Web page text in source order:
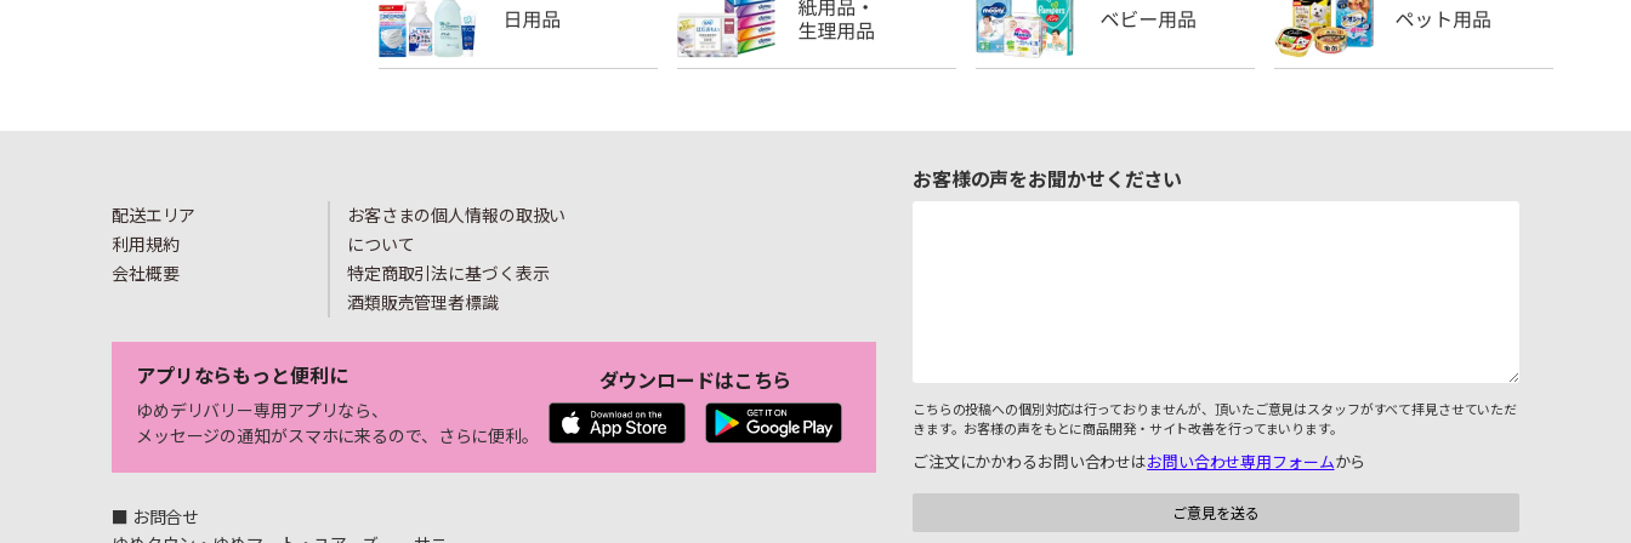
配送エリア
利用規約
会社概要
お客さまの個人情報の取扱い
について
特定商取引法に基づく表示
酒類販売管理者標識
アプリならもっと便利に
ゆめデリバリー専用アプリなら、
メッセージの通知がスマホに来るので、さらに便利。
ダウンロードはこちら
■ お問合せ
お客様の声をお聞かせください
こちらの投稿への個別対応は行っておりませんが、頂いたご意見はスタッフがすべて拝見させていただ
きます。お客様の声をもとに商品開発・サイト改善を行ってまいります。
ご注文にかかわるお問い合わせはお問い合わせ専用フォームから